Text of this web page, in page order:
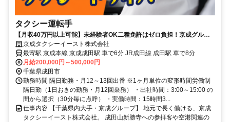
タクシー運転手
【月収40万円以上可能】未経験者OK二種免許はゼロ負担！京成グルー
プの安定収入！GOアプリ配車で安心
京成タクシーイースト株式会社
最寄駅 京成本線 京成成田駅 車で6分 JR成田線 成田駅 車で8分
月給200,000円～500,000円
千葉県成田市
勤務時間 隔日勤務・月12～13回出番 ※1ヶ月単位の変形時間労働制
隔日勤（1日おきの勤務・月12回乗務） ・出社時間：3:00～15:00 の
間から選択（30分毎に点呼） ・実働時間：15時間3...
仕事内容 【千葉県内大手・京成グループ】 地元で長く働ける、京成
タクシーイースト株式会社。 成田山新勝寺への参拝客や空港関連の